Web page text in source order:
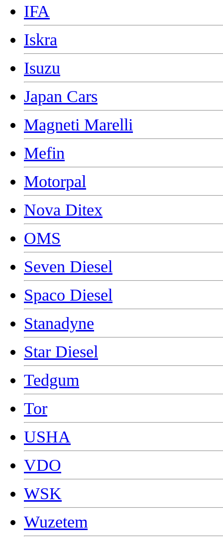
IFA
Iskra
Isuzu
Japan Cars
Magneti Marelli
Mefin
Motorpal
Nova Ditex
OMS
Seven Diesel
Spaco Diesel
Stanadyne
Star Diesel
Tedgum
Tor
USHA
VDO
WSK
Wuzetem